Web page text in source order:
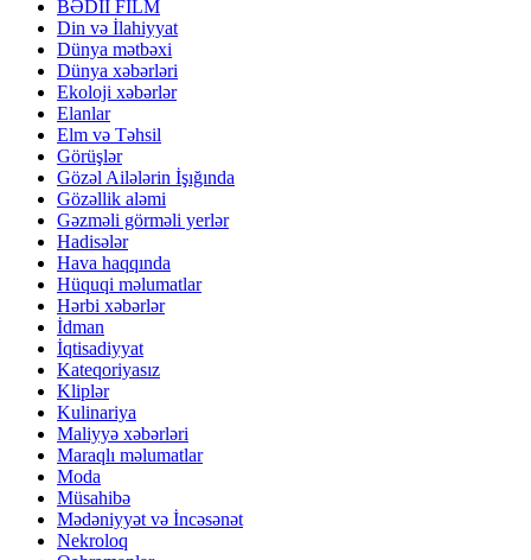
BƏDİİ FİLM
Din və İlahiyyat
Dünya mətbəxi
Dünya xəbərləri
Ekoloji xəbərlər
Elanlar
Elm və Təhsil
Görüşlər
Gözəl Ailələrin İşığında
Gözəllik aləmi
Gəzməli görməli yerlər
Hadisələr
Hava haqqında
Hüquqi məlumatlar
Hərbi xəbərlər
İdman
İqtisadiyyat
Kateqoriyasız
Kliplər
Kulinariya
Maliyyə xəbərləri
Maraqlı məlumatlar
Moda
Müsahibə
Mədəniyyət və İncəsənət
Nekroloq